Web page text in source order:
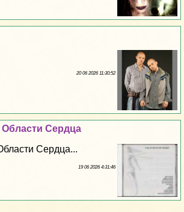
20 06 2026 11:30:52
Сердца
Сердца...
19 06 2026 4:31:46